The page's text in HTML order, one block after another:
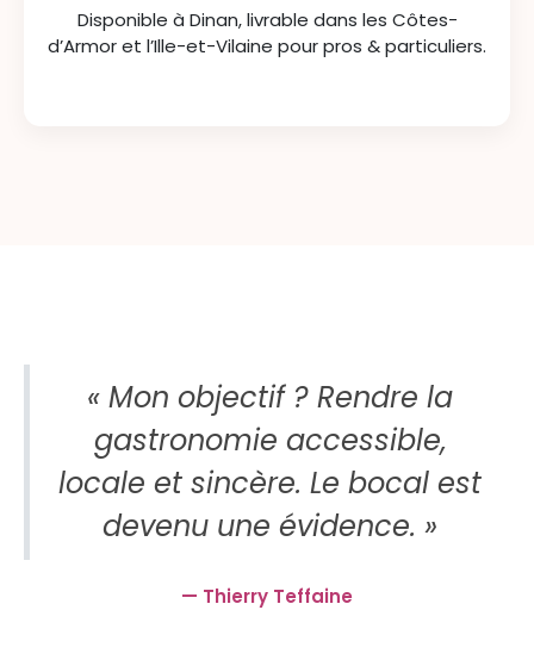
Disponible à Dinan, livrable dans les Côtes-
d’Armor et l’Ille-et-Vilaine pour pros & particuliers.
« Mon objectif ? Rendre la
gastronomie accessible,
locale et sincère. Le bocal est
devenu une évidence. »
— Thierry Teffaine